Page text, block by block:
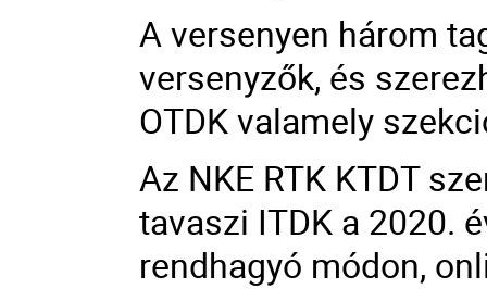
A versenyen három
versenyzők, és
OTDK valamely
Az NKE RTK KTDT
tavaszi ITDK a 2020.
rendhagyó módon,